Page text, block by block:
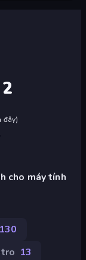
đây)
cho máy tính
130
13